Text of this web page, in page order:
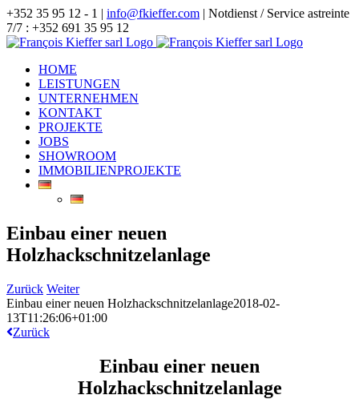
Zum
Inhalt
springen
+352 35 95 12 - 1 | info@fkieffer.com | Notdienst / Service astreinte
7/7 : +352 691 35 95 12
HOME
LEISTUNGEN
UNTERNEHMEN
KONTAKT
PROJEKTE
JOBS
SHOWROOM
IMMOBILIENPROJEKTE
Einbau einer neuen
Holzhackschnitzelanlage
Zurück Weiter
Einbau einer neuen Holzhackschnitzelanlage2018-02-
13T11:26:06+01:00
Zurück
Einbau einer neuen
Holzhackschnitzelanlage